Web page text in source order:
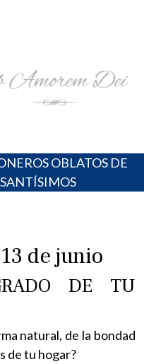
Marianas,
OBLATOS DE
de junio
DE TU
natural, de la bondad
de tu hogar?